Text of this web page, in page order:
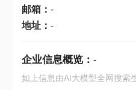
邮箱： -
地址： -
企业信息概览： -
如上信息由AI大模型全网搜索